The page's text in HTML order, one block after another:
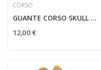
CORSO
GUANTE CORSO SKULL MK1 COYOTE
12,00 €